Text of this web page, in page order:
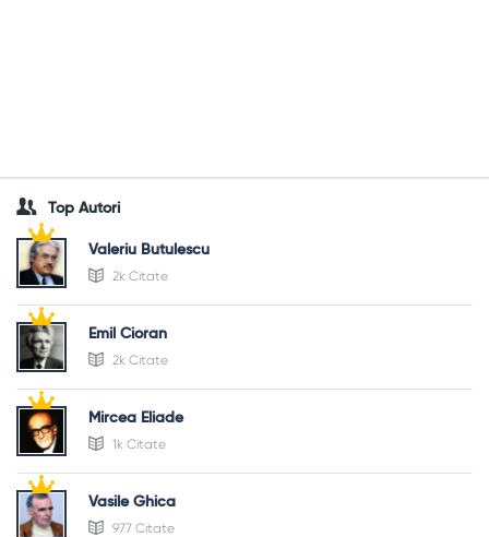
Top Autori
Valeriu Butulescu
2k Citate
Emil Cioran
2k Citate
Mircea Eliade
1k Citate
Vasile Ghica
977 Citate